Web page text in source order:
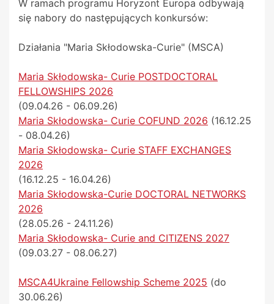
W ramach programu Horyzont Europa odbywają
się nabory do następujących konkursów:
Działania "Maria Skłodowska-Curie" (MSCA)
Maria Skłodowska- Curie POSTDOCTORAL
FELLOWSHIPS 2026
(09.04.26 - 06.09.26)
Maria Skłodowska- Curie COFUND 2026 (16.12.25
- 08.04.26)
Maria Skłodowska- Curie STAFF EXCHANGES
2026
(16.12.25 - 16.04.26)
Maria Skłodowska-Curie DOCTORAL NETWORKS
2026
(28.05.26 - 24.11.26)
Maria Skłodowska- Curie and CITIZENS 2027
(09.03.27 - 08.06.27)
MSCA4Ukraine Fellowship Scheme 2025 (do
30.06.26)